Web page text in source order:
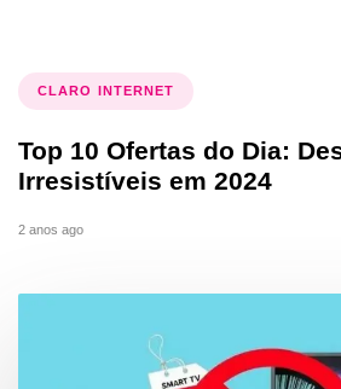
CLARO INTERNET
Top 10 Ofertas do Dia:
Irresistíveis em 2024
2 anos ago